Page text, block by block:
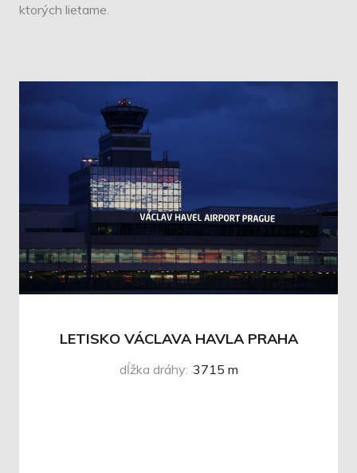
ktorých lietame.
LETISKO VÁCLAVA HAVLA PRAHA
dĺžka dráhy: 3715 m